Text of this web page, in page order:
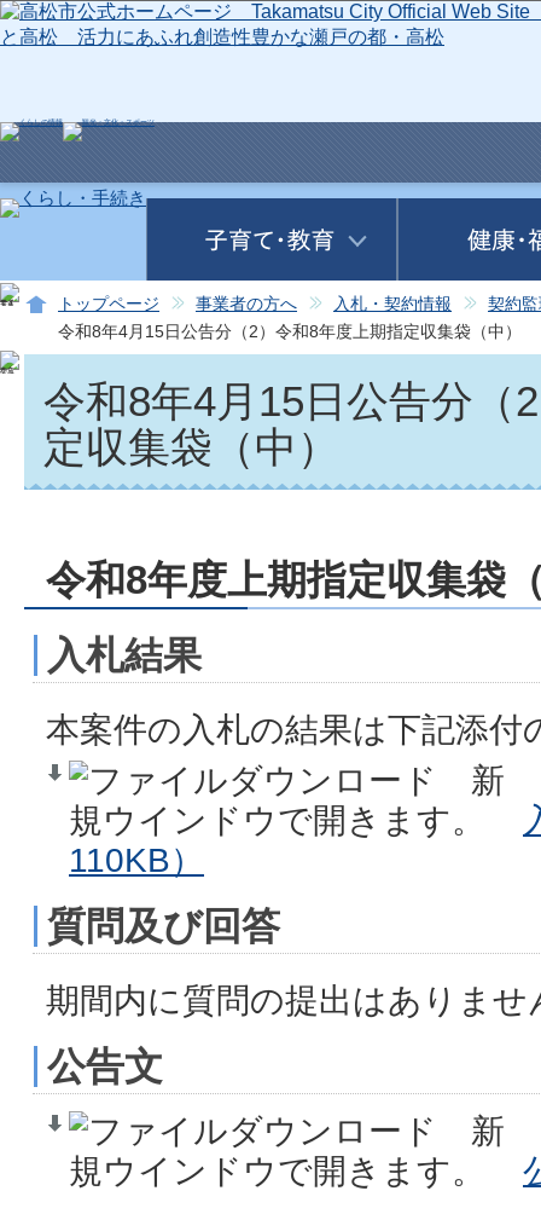
この
トップページ 事業者の方へ 入札・契約情報
契約
令和8年4月15日公告分（2）令和8年度上期指定収集袋（中）
令和8年4月15日公告分（
定収集袋（中）
令和8年度上期指定収集袋
入札結果
本案件の入札の結果は下記添付
110KB）
質問及び回答
期間内に質問の提出はありませ
公告文